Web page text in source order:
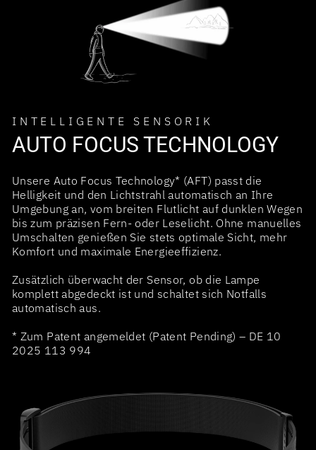
INTELLIGENTE SENSORIK
AUTO FOCUS TECHNOLOGY
Unsere Auto Focus Technology* (AFT) passt die
Helligkeit und den Lichtstrahl automatisch an Ihre
Umgebung an, vom breiten Flutlicht auf dunklen Wegen
bis zum präzisen Fern- oder Leselicht. Ohne manuelles
Umschalten genießen Sie stets optimale Sicht, mehr
Komfort und maximale Energieeffizienz.
Zusätzlich überwacht der Sensor, ob die Lampe
komplett abgedeckt ist und schaltet sich Notfalls
automatisch aus.
* Zum Patent angemeldet (Patent Pending) – DE 10
2025 113 994